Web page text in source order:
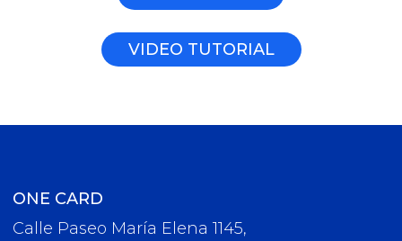
VIDEO TUTORIAL
ONE CARD
Calle Paseo María Elena 1145,